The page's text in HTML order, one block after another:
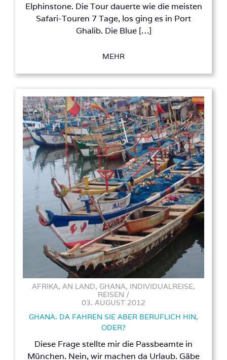
Elphinstone. Die Tour dauerte wie die meisten
Safari-Touren 7 Tage, los ging es in Port
Ghalib. Die Blue […]
MEHR
AFRIKA, AN LAND, GHANA, INDIVIDUALREISE,
REISEN /
03. AUGUST 2012
GHANA. DA FAHREN SIE ABER BERUFLICH HIN,
ODER?
Diese Frage stellte mir die Passbeamte in
München. Nein, wir machen da Urlaub. Gäbe